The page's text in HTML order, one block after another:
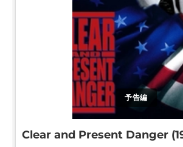
予告編
Clear and Present Danger